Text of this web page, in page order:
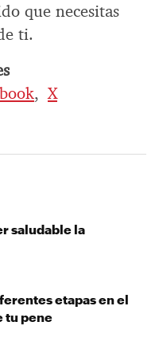
que necesitas
ti.
,X
saludable la
etapas en el
tu pene